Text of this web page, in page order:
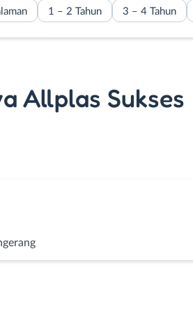
1 – 2 Tahun 3 – 4 Tahun
Allplas Sukses